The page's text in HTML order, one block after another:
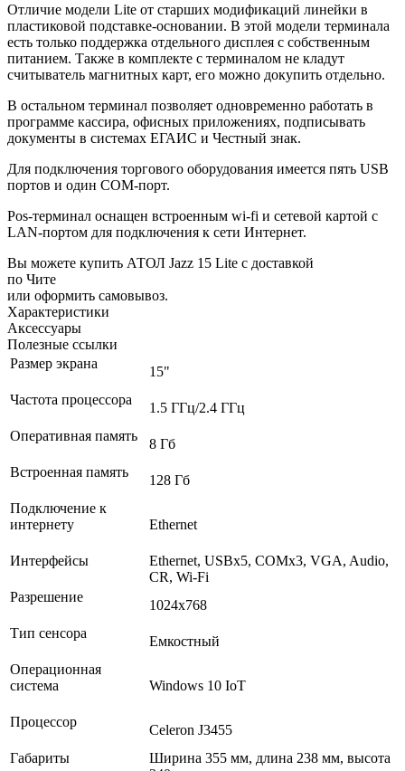
Отличие модели Lite от старших модификаций линейки в
пластиковой подставке-основании. В этой модели терминала
есть только поддержка отдельного дисплея с собственным
питанием. Также в комплекте с терминалом не кладут
считыватель магнитных карт, его можно докупить отдельно.
В остальном терминал позволяет одновременно работать в
программе кассира, офисных приложениях, подписывать
документы в системах ЕГАИС и Честный знак.
Для подключения торгового оборудования имеется пять USB
портов и один COM-порт.
Pos-терминал оснащен встроенным wi-fi и сетевой картой с
LAN-портом для подключения к сети Интернет.
Вы можете купить АТОЛ Jazz 15 Lite с доставкой
по Чите
или оформить самовывоз.
Характеристики
Аксессуары
Полезные ссылки
Размер экрана
15"
Частота процессора
1.5 ГГц/2.4 ГГц
Оперативная память
8 Гб
Встроенная память
128 Гб
Подключение к
интернету
Ethernet
Интерфейсы
Ethernet, USBх5, COMх3, VGA, Audio,
CR, Wi-Fi
Разрешение
1024x768
Тип сенсора
Емкостный
Операционная
система
Windows 10 IoT
Процессор
Celeron J3455
Габариты
Ширина 355 мм, длина 238 мм, высота